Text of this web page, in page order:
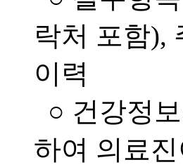
락처 포함),
이력
○ 건강정
하여 의료